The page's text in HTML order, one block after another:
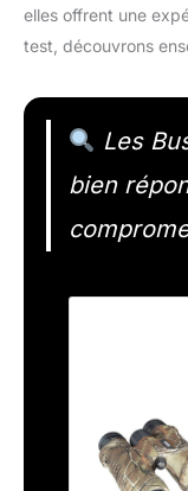
elles offrent une
test, découvrons
Les
bien